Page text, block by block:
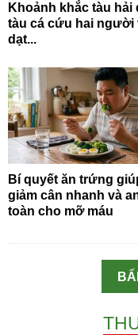
Khoảnh khắc tàu hải
tàu cá cứu hai người
dạt...
Bí quyết ăn trứng
giảm cân nhanh và
toàn cho mỡ máu